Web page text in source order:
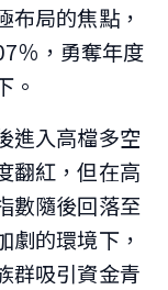
布局的焦點，
％，勇奪年度
。
進入高檔多空
翻紅，但在高
數隨後回落至
劇的環境下，
群吸引資金青